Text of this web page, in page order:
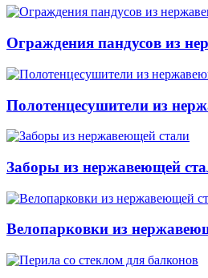
Ограждения пандусов из
Полотенцесушители из
Заборы из нержавеющей
Велопарковки из